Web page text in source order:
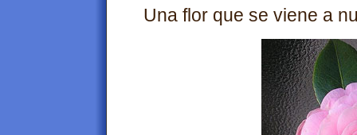
Una flor que se viene a